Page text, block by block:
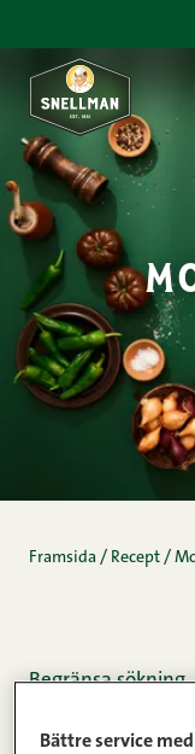
Framsida / Recept /
Begränsa sökning
Bättre service